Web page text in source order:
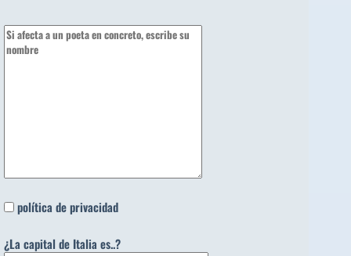
política de privacidad
¿La capital de Italia es..?